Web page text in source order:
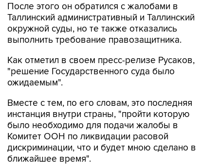
После этого он обратился с жалобами в
Таллинский административный и Таллинский
окружной суды, но те также отказались
выполнить требование правозащитника.
Как отметил в своем пресс-релизе Русаков,
"решение Государственного суда было
ожидаемым".
Вместе с тем, по его словам, это последняя
инстанция внутри страны, "пройти которую
было необходимо для подачи жалобы в
Комитет ООН по ликвидации расовой
дискриминации, что и будет мною сделано в
ближайшее время".